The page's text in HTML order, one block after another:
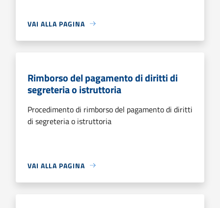
VAI ALLA PAGINA
Rimborso del pagamento di diritti di
segreteria o istruttoria
Procedimento di rimborso del pagamento di diritti
di segreteria o istruttoria
VAI ALLA PAGINA